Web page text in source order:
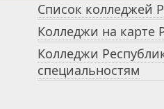
Список колледжей
Колледжи на карте
Колледжи
специальностям